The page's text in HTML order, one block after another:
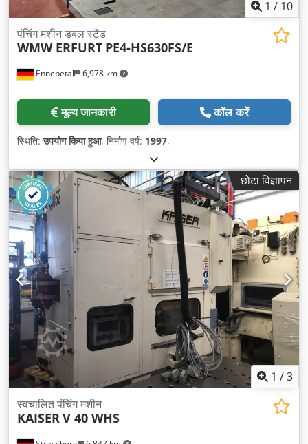
1 / 10
Ennepetal 6,978 km
पंचिंग मशीन डबल स्टैंड
WMW ERFURT PE4-HS630FS/E
मूल्य जानकारी कॉल करें
स्थिति:उपयोग किया हुआ, निर्माण वर्ष: 1997,
छोटा विज्ञापन
1 /3
स्वचालित पंचिंग मशीन
KAISERV 40 WHS